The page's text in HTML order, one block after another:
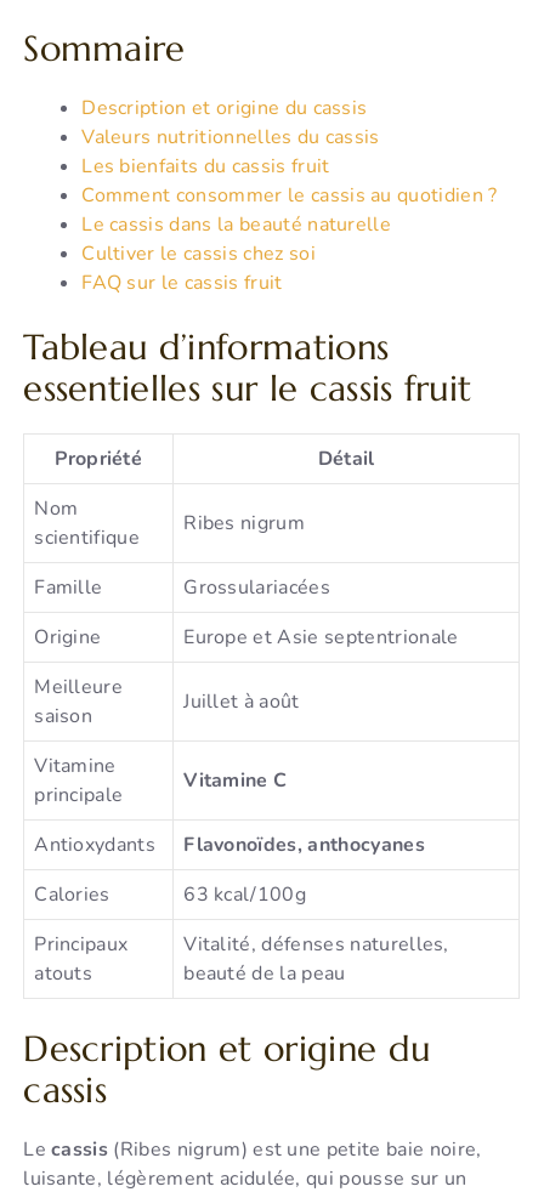
Sommaire
Description et origine du cassis
Valeurs nutritionnelles du cassis
Les bienfaits du cassis fruit
Comment consommer le cassis au quotidien ?
Le cassis dans la beauté naturelle
Cultiver le cassis chez soi
FAQ sur le cassis fruit
Tableau d’informations
essentielles sur le cassis fruit
Propriété
Détail
Nom
scientifique
Ribes nigrum
Famille
Grossulariacées
Origine
Europe et Asie septentrionale
Meilleure
saison
Juillet à août
Vitamine
principale
Vitamine C
Antioxydants
Flavonoïdes, anthocyanes
Calories
63 kcal/100g
Principaux
atouts
Vitalité, défenses naturelles,
beauté de la peau
Description et origine du
cassis
Lecassis (Ribes nigrum) est une petite baie noire,
luisante, légèrement acidulée, qui pousse sur un